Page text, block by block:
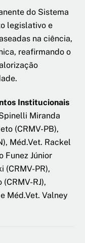
do Sistema
legislativo e
na ciência,
reafirmando o
Institucionais
Miranda
(CRMV-PB),
Méd.Vet. Rackel
Funez Júnior
(CRMV-PR),
RJ),
Méd.Vet. Valney